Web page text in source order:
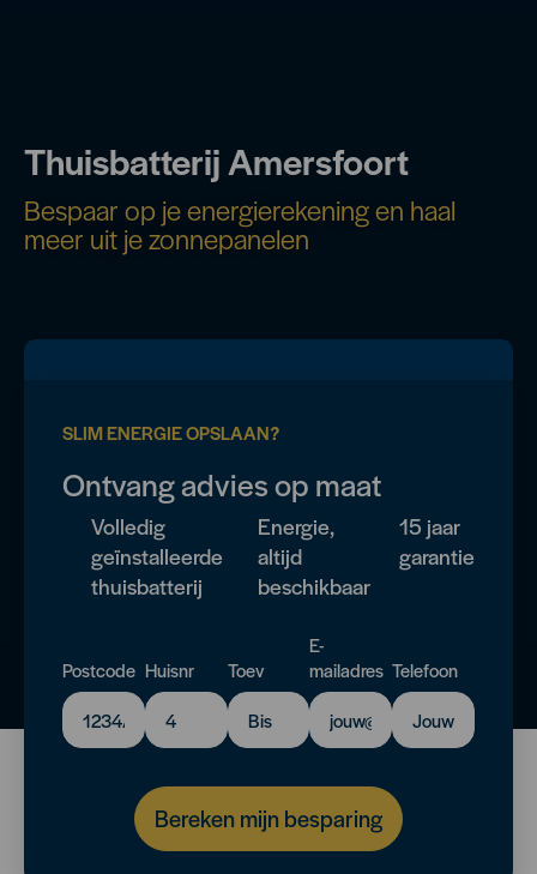
SLIM ENERGIE OPSLAAN?
Ontvang advies op maat
Volledig
geïnstalleerde
thuisbatterij
Energie,
altijd
beschikbaar
15 jaar
garantie
Postcode Huisnr Toev
E-
mailadres Telefoon
Bereken mijn besparing
Thuisbatterij Amersfoort
Bespaar op je energierekening en haal
meer uit je zonnepanelen